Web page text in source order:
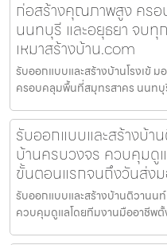
ก่อสร้างคุณภาพสูง คร
นนทบุรี และอยุธยา จบทุ
เหมาสร้างบ้าน.com
รับออกแบบและสร้างบ้านโรงเข้
ครอบคลุมพื้นที่สมุทรสาคร นนทบุ
รับออกแบบและสร้างบ้า
บ้านครบวงจร ควบคุมดู
ขั้นตอนแรกจนถึงวันส่ง
รับออกแบบและสร้างบ้านติวานน
ควบคุมดูแลโดยทีมงานมืออาชีพ